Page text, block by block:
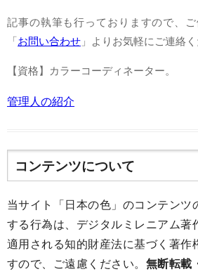
記事の執筆も行っておりますので、
「お問い合わせ 」よりお気軽にご連絡く
【資格】カラーコーディネーター。
管理人の紹介
コンテンツについて
当サイト「日本の色」のコンテンツ
する行為は、デジタルミレニアム著
適用される知的財産法に基づく著作
すので、ご遠慮ください。 無断転載